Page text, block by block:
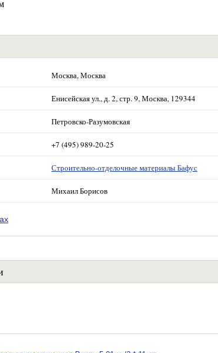
Москва, Москва
Енисейская ул., д. 2, стр. 9, Москва, 129344
Петровско-Разумовская
+7 (495) 989-20-25
Строительно-отделочные материалы Бафус
Михаил Борисов